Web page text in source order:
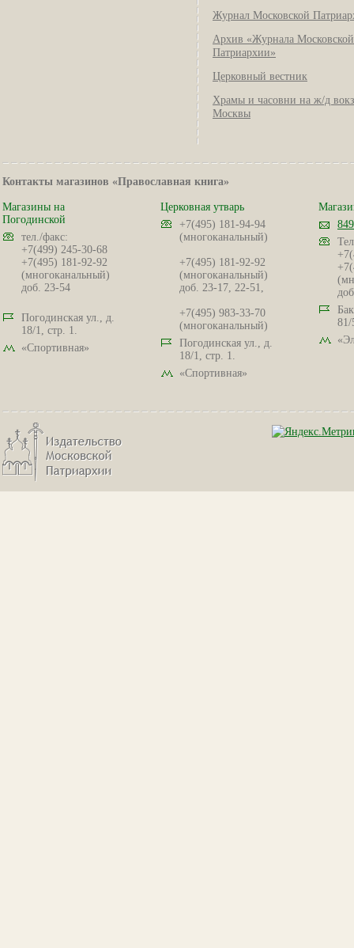
Журнал Московской
Архив «Журнала Московской
Патриархии»
Церковный вестник
Храмы и часовни на ж/д
Москвы
Контакты магазинов «Православная книга»
Магазины на
Погодинской
тел./факс:
+7(499) 245-30-68
+7(495) 181-92-92
(многоканальный)
доб. 23-54
Погодинская ул., д.
18/1, стр. 1.
«Спортивная»
Церковная утварь
+7(495) 181-94-94
(многоканальный)
+7(495) 181-92-92
(многоканальный)
доб. 23-17, 22-51,
+7(495) 983-33-70
(многоканальный)
Погодинская ул., д.
18/1, стр. 1.
«Спортивная»
81/